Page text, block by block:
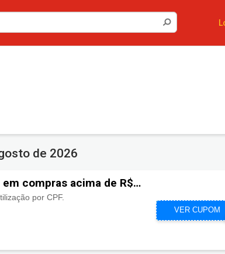
de 2026
em compras acima de R$
por CPF.
VER CUPOM